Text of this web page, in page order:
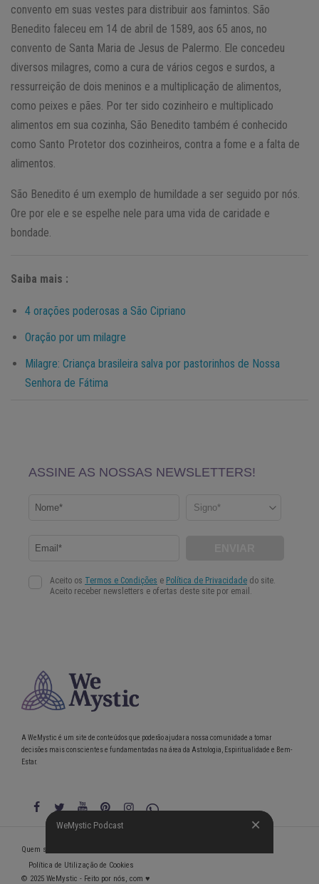
convento em suas vestes para distribuir aos famintos. São
Benedito faleceu em 14 de abril de 1589, aos 65 anos, no
convento de Santa Maria de Jesus de Palermo. Ele concedeu
diversos milagres, como a cura de vários cegos e surdos, a
ressurreição de dois meninos e a multiplicação de alimentos,
como peixes e pães. Por ter sido cozinheiro e multiplicado
alimentos em sua cozinha, São Benedito também é conhecido
como Santo Protetor dos cozinheiros, contra a fome e a falta de
alimentos.
São Benedito é um exemplo de humildade a ser seguido por nós.
Ore por ele e se espelhe nele para uma vida de caridade e
bondade.
Saiba mais :
4 orações poderosas a São Cipriano
Oração por um milagre
Milagre: Criança brasileira salva por pastorinhos de Nossa
Senhora de Fátima
WeMystic Podcast
A WeMystic é um site de conteúdos que poderão ajudar a nossa comunidade a tomar
decisões mais conscientes e fundamentadas na área da Astrologia, Espiritualidade e Bem-
Estar.
WeMystic Podcast
Quem somos
Política de Utilização de Cookies
© 2025 WeMystic - Feito por nós, com ♥